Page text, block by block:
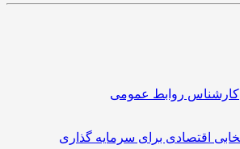
کارشناس روابط عمومی